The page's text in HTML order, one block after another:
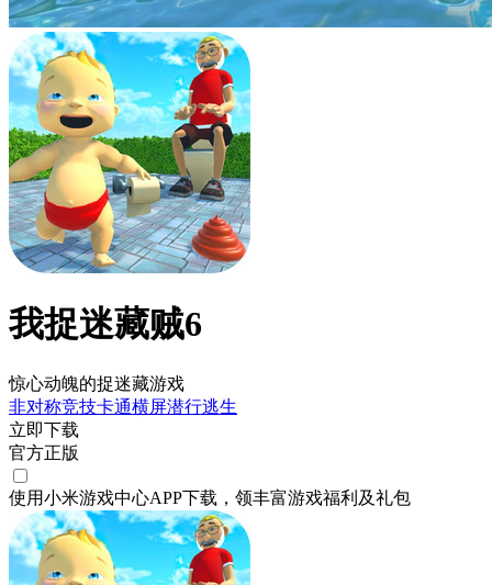
我捉迷藏贼6
惊心动魄的捉迷藏游戏
非对称竞技卡通横屏潜行逃生
立即下载
官方正版
使用小米游戏中心APP下载 ，领丰富游戏福利 及礼包